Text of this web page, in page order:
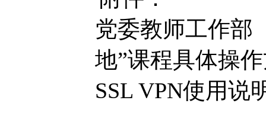
党委教师工作部
地”课程具体操
SSL VPN使用说